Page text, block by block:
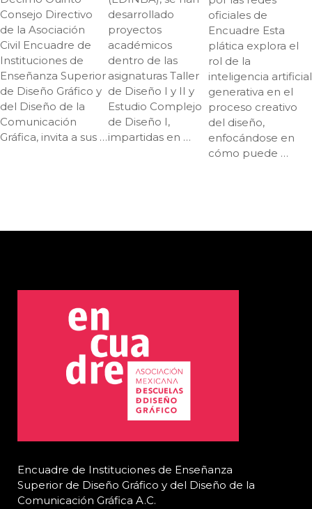
Consejo Directivo
de la Asociación
Civil Encuadre de
Instituciones de
Enseñanza Superior
de Diseño Gráfico y
del Diseño de la
Comunicación
Gráfica, invita a sus …
desarrollado
proyectos
académicos
dentro de las
asignaturas Taller
de Diseño I y II y
Estudio Complejo
de Diseño I,
impartidas en …
oficiales de
Encuadre Esta
plática explora el
rol de la
inteligencia artificial
generativa en el
proceso creativo
del diseño,
enfocándose en
cómo puede …
Encuadre de Instituciones de Enseñanza
Superior de Diseño Gráfico y del Diseño de la
Comunicación Gráfica A.C.